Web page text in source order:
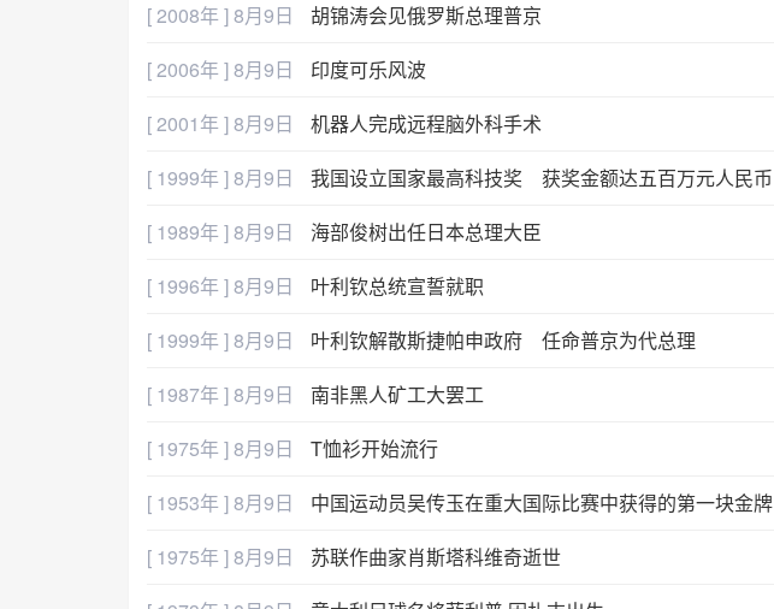
[ 2008年 ] 8月9日
胡锦涛会见俄罗斯总理普京
[ 2006年 ] 8月9日
印度可乐风波
[ 2001年 ] 8月9日
机器人完成远程脑外科手术
[ 1999年 ] 8月9日
我国设立国家最高科技奖 获奖金额达五百万元人民币
[ 1989年 ] 8月9日
海部俊树出任日本总理大臣
[ 1996年 ] 8月9日
叶利钦总统宣誓就职
[ 1999年 ] 8月9日
叶利钦解散斯捷帕申政府 任命普京为代总理
[ 1987年 ] 8月9日
南非黑人矿工大罢工
[ 1975年 ] 8月9日
T恤衫开始流行
[ 1953年 ] 8月9日
中国运动员吴传玉在重大国际比赛中获得的第一块金牌
[ 1975年 ] 8月9日
苏联作曲家肖斯塔科维奇逝世